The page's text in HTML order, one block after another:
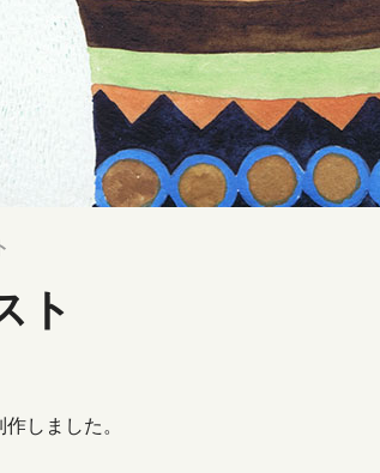
ト
しました。